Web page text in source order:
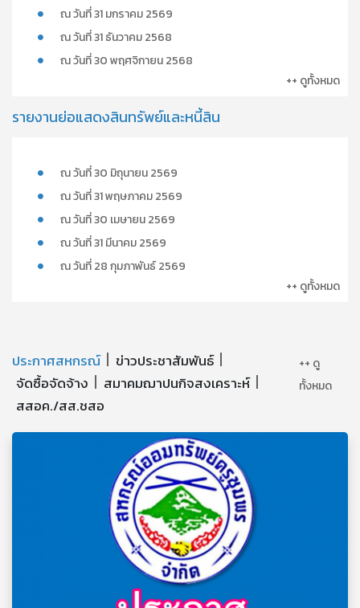
ณ วันที่ 31 มกราคม 2569
ณ วันที่ 31 ธันวาคม 2568
ณ วันที่ 30 พฤศจิกายน 2568
++ ดูทั้งหมด
รายงานย่อแสดงสินทรัพย์และหนี้สิน
ณ วันที่ 30 มิถุนายน 2569
ณ วันที่ 31 พฤษภาคม 2569
ณ วันที่ 30 เมษายน 2569
ณ วันที่ 31 มีนาคม 2569
ณ วันที่ 28 กุมภาพันธ์ 2569
++ ดูทั้งหมด
ประกาศสหกรณ์
ข่าวประชาสัมพันธ์
จัดซื้อจัดจ้าง
สมาคมฌาปนกิจสงเคราะห์
สสอค./สส.ชสอ
++ ดู
ทั้งหมด